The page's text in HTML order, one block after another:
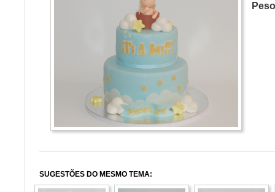
SUGESTÕES DO MESMO TEMA: